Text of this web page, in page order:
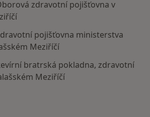
zdravotní pojišťovna v
pojišťovna ministerstva
Meziříčí
bratrská pokladna, zdravotní
Meziříčí